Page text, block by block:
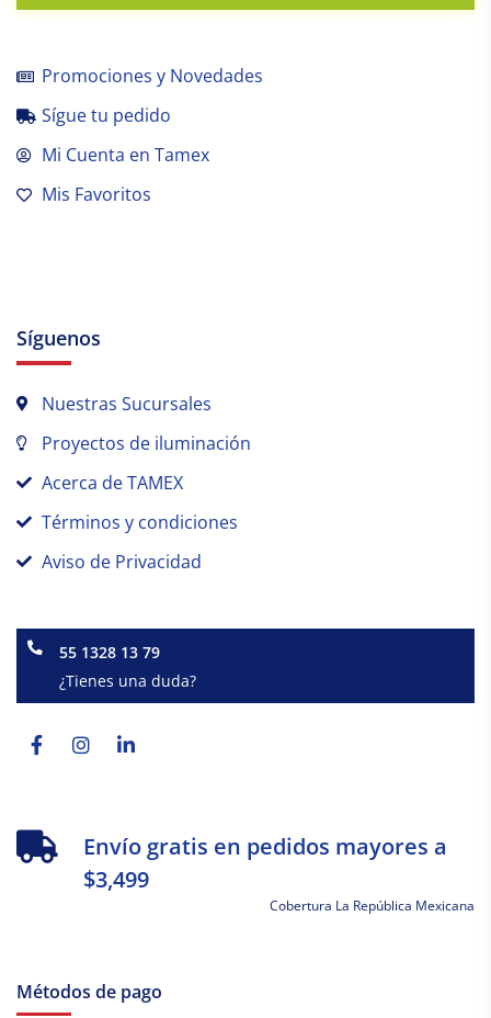
Promociones y Novedades
Sígue tu pedido
Mi Cuenta en Tamex
Mis Favoritos
Síguenos
Nuestras Sucursales
Proyectos de iluminación
Acerca de TAMEX
Términos y condiciones
Aviso de Privacidad
55 1328 13 79
¿Tienes una duda?
Facebook-
f
Instagram
Linkedin-
Envío gratis en pedidos mayores a
$3,499
Cobertura La República Mexicana
Métodos de pago